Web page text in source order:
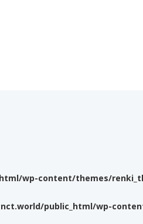
wp-content/themes/
public_html/wp-